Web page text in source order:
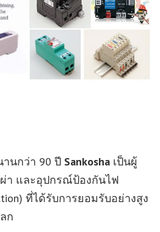
นกว่า 90 ปี Sankosha เป็นผู้
า และอุปกรณ์ป้องกันไฟ
ที่ได้รับการยอมรับอย่างสูง
ก